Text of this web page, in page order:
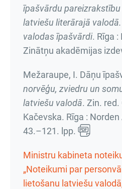
īpašvārdu
latviešu literārajā
valodas īpašvārdi. Rīga :
Zinātņu akadēmijas
Mežaraupe, I. Dāņu
norvēģu, zviedru un
latviešu valodā. Zin. red.
Kačevska. Rīga : Norden
43.–121. lpp.
Ministru kabineta
„Noteikumi par
lietošanu latviešu